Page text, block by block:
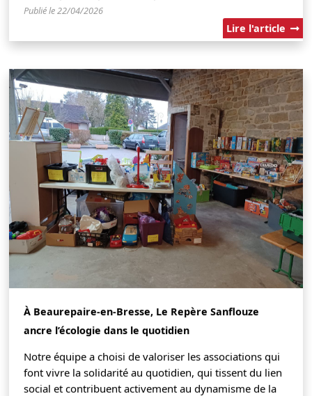
Publié le 22/04/2026
Lire l'article
À Beaurepaire-en-Bresse, Le Repère Sanflouze
ancre l’écologie dans le quotidien
Notre équipe a choisi de valoriser les associations qui
font vivre la solidarité au quotidien, qui tissent du lien
social et contribuent activement au dynamisme de la